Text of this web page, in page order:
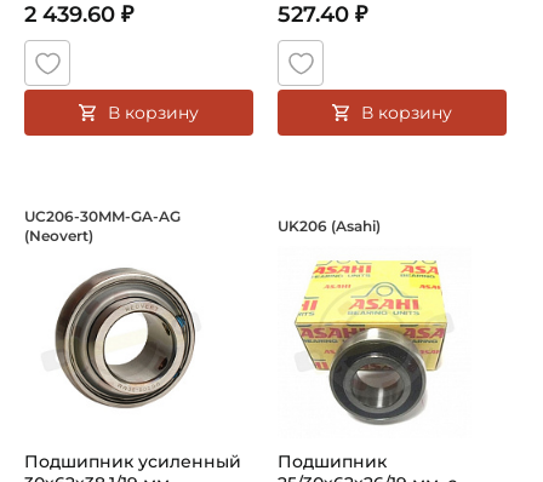
2 439.60 ₽
В корзину
527.40 ₽
В корзину
Подшипник усиленный 30х62х38,1/
Подшипник усиленный Neovert 30x62x38,1 мм - это
UC206-30MM-GA-AG
(Neovert)
Подшипник усиленный
Подшипник 25/
UK206 (Asahi)
Подшипник